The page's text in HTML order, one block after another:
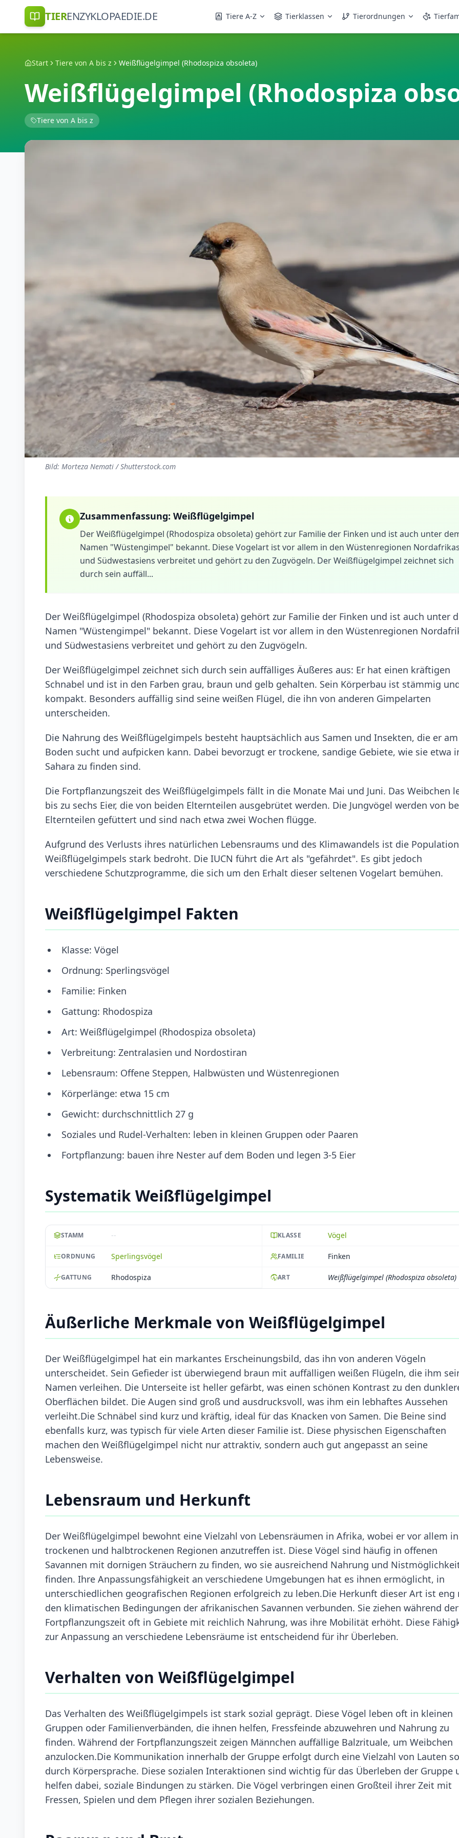
TIERENZYKLOPAEDIE.DE Tiere A-Z Tierklassen Tierordnungen
Start Tiere von A bis z Weißflügelgimpel (Rhodospiza obsoleta)
Weißflügelgimpel (Rhodospiza
Tiere von A bis z
Bild: Morteza Nemati / Shutterstock.com
Zusammenfassung: Weißflügelgimpel
Der Weißflügelgimpel (Rhodospiza obsoleta) gehört zur Familie der Finken und ist auch unter
Namen "Wüstengimpel" bekannt. Diese Vogelart ist vor allem in den Wüstenregionen
und Südwestasiens verbreitet und gehört zu den Zugvögeln. Der Weißflügelgimpel zeichnet sich
durch sein auffäll...
Der Weißflügelgimpel (Rhodospiza obsoleta) gehört zur Familie der Finken und ist auch unter
Namen "Wüstengimpel" bekannt. Diese Vogelart ist vor allem in den Wüstenregionen
und Südwestasiens verbreitet und gehört zu den Zugvögeln.
Der Weißflügelgimpel zeichnet sich durch sein auffälliges Äußeres aus: Er hat einen kräftigen
Schnabel und ist in den Farben grau, braun und gelb gehalten. Sein Körperbau ist stämmig
kompakt. Besonders auffällig sind seine weißen Flügel, die ihn von anderen Gimpelarten
unterscheiden.
Die Nahrung des Weißflügelgimpels besteht hauptsächlich aus Samen und Insekten, die er am
Boden sucht und aufpicken kann. Dabei bevorzugt er trockene, sandige Gebiete, wie sie etwa
Sahara zu finden sind.
Die Fortpflanzungszeit des Weißflügelgimpels fällt in die Monate Mai und Juni. Das Weibchen
bis zu sechs Eier, die von beiden Elternteilen ausgebrütet werden. Die Jungvögel werden von
Elternteilen gefüttert und sind nach etwa zwei Wochen flügge.
Aufgrund des Verlusts ihres natürlichen Lebensraums und des Klimawandels ist die
Weißflügelgimpels stark bedroht. Die IUCN führt die Art als "gefährdet". Es gibt jedoch
verschiedene Schutzprogramme, die sich um den Erhalt dieser seltenen Vogelart bemühen.
Weißflügelgimpel Fakten
Klasse: Vögel
Ordnung: Sperlingsvögel
Familie: Finken
Gattung: Rhodospiza
Art: Weißflügelgimpel (Rhodospiza obsoleta)
Verbreitung: Zentralasien und Nordostiran
Lebensraum: Offene Steppen, Halbwüsten und Wüstenregionen
Körperlänge: etwa 15 cm
Gewicht: durchschnittlich 27 g
Soziales und Rudel-Verhalten: leben in kleinen Gruppen oder Paaren
Fortpflanzung: bauen ihre Nester auf dem Boden und legen 3-5 Eier
Systematik Weißflügelgimpel
STAMM -- KLASSE Vögel
ORDNUNG Sperlingsvögel FAMILIE Finken
GATTUNG Rhodospiza ART Weißflügelgimpel (Rhodospiza obsoleta)
Äußerliche Merkmale von Weißflügelgimpel
Der Weißflügelgimpel hat ein markantes Erscheinungsbild, das ihn von anderen Vögeln
unterscheidet. Sein Gefieder ist überwiegend braun mit auffälligen weißen Flügeln, die ihm
Namen verleihen. Die Unterseite ist heller gefärbt, was einen schönen Kontrast zu den
Oberflächen bildet. Die Augen sind groß und ausdrucksvoll, was ihm ein lebhaftes Aussehen
verleiht.Die Schnäbel sind kurz und kräftig, ideal für das Knacken von Samen. Die Beine sind
ebenfalls kurz, was typisch für viele Arten dieser Familie ist. Diese physischen Eigenschaften
machen den Weißflügelgimpel nicht nur attraktiv, sondern auch gut angepasst an seine
Lebensweise.
Lebensraum und Herkunft
Der Weißflügelgimpel bewohnt eine Vielzahl von Lebensräumen in Afrika, wobei er vor allem in
trockenen und halbtrockenen Regionen anzutreffen ist. Diese Vögel sind häufig in offenen
Savannen mit dornigen Sträuchern zu finden, wo sie ausreichend Nahrung und
finden. Ihre Anpassungsfähigkeit an verschiedene Umgebungen hat es ihnen ermöglicht, in
unterschiedlichen geografischen Regionen erfolgreich zu leben.Die Herkunft dieser Art ist eng
den klimatischen Bedingungen der afrikanischen Savannen verbunden. Sie ziehen während der
Fortpflanzungszeit oft in Gebiete mit reichlich Nahrung, was ihre Mobilität erhöht. Diese
zur Anpassung an verschiedene Lebensräume ist entscheidend für ihr Überleben.
Verhalten von Weißflügelgimpel
Das Verhalten des Weißflügelgimpels ist stark sozial geprägt. Diese Vögel leben oft in kleinen
Gruppen oder Familienverbänden, die ihnen helfen, Fressfeinde abzuwehren und Nahrung zu
finden. Während der Fortpflanzungszeit zeigen Männchen auffällige Balzrituale, um Weibchen
anzulocken.Die Kommunikation innerhalb der Gruppe erfolgt durch eine Vielzahl von Lauten
durch Körpersprache. Diese sozialen Interaktionen sind wichtig für das Überleben der Gruppe
helfen dabei, soziale Bindungen zu stärken. Die Vögel verbringen einen Großteil ihrer Zeit mit
Fressen, Spielen und dem Pflegen ihrer sozialen Beziehungen.